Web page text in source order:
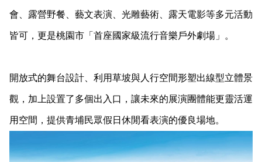
會、露營野餐、藝文表演、光雕藝術、露天電影等多元活動
皆可，更是桃園市「首座國家級流行音樂戶外劇場」。
開放式的舞台設計、利用草坡與人行空間形塑出線型立體景
觀，加上設置了多個出入口，讓未來的展演團體能更靈活運
用空間，提供青埔民眾假日休閒看表演的優良場地。